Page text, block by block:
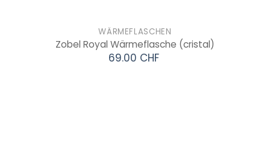
WÄRMEFLASCHEN
Zobel Royal Wärmeflasche (cristal)
69.00 CHF